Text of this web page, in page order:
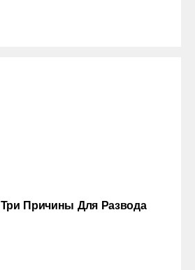
Три Причины Для Развода